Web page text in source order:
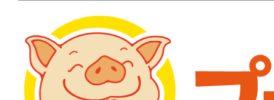
プーさんの満腹日記 |
豊中・箕面)のランチ＆
化してます。